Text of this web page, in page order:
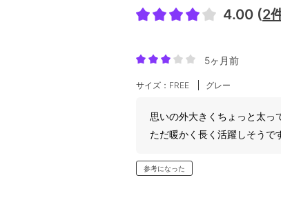
4.00 (2
5ヶ月前
サイズ：FREE グレー
思いの外大きくちょっと太っ
ただ暖かく長く活躍しそうで
参考になった